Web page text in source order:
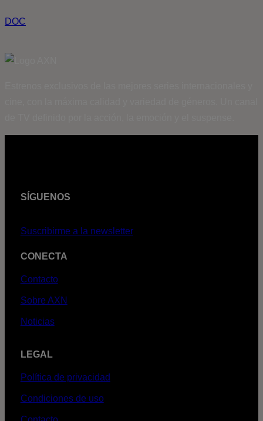
DOC
SÍGUENOS
Suscribirme a la newsletter
CONECTA
Contacto
Sobre AXN
Noticias
LEGAL
Política de privacidad
Condiciones de uso